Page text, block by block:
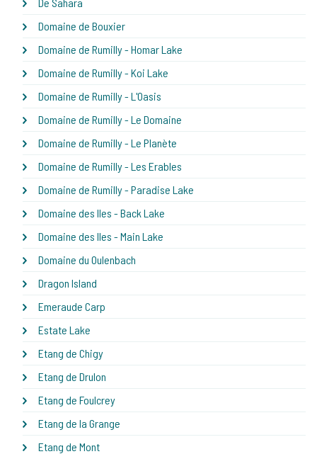
Domaine de Bouxier
Domaine de Rumilly - Homar Lake
Domaine de Rumilly - Koi Lake
Domaine de Rumilly - L'Oasis
Domaine de Rumilly - Le Domaine
Domaine de Rumilly - Le Planète
Domaine de Rumilly - Les Erables
Domaine de Rumilly - Paradise Lake
Domaine des Iles - Back Lake
Domaine des Iles - Main Lake
Domaine du Oulenbach
Dragon Island
Emeraude Carp
Estate Lake
Etang de Chigy
Etang de Drulon
Etang de Foulcrey
Etang de la Grange
Etang de Mont